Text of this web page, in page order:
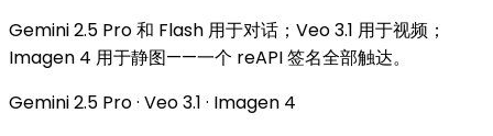
Gemini 2.5 Pro 和 Flash 用于对话；Veo 3.1 用于视频；
Imagen 4 用于静图——一个 reAPI 签名全部触达。
Gemini 2.5 Pro · Veo 3.1 · Imagen 4